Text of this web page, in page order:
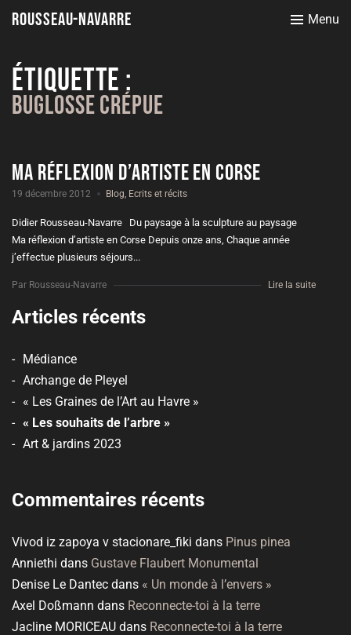
Rousseau-Navarre Menu
Étiquette :
Buglosse Crépue
Ma réflexion d’artiste en Corse
19 décembre 2012 Blog, Ecrits et récits
Didier Rousseau-Navarre Du paysage à la sculpture au paysage
Ma réflexion d’artiste en Corse Depuis onze ans, Chaque année
j’effectue plusieurs séjours...
Par Rousseau-Navarre Lire la suite
Articles récents
Médiance
Archange de Pleyel
« Les Graines de l’Art au Havre »
« Les souhaits de l’arbre »
Art & jardins 2023
Commentaires récents
Vivod iz zapoya v stacionare_fiki dans Pinus pinea
Anniethi dans Gustave Flaubert Monumental
Denise Le Dantec dans « Un monde à l’envers »
Axel Doßmann dans Reconnecte-toi à la terre
Jacline MORICEAU dans Reconnecte-toi à la terre